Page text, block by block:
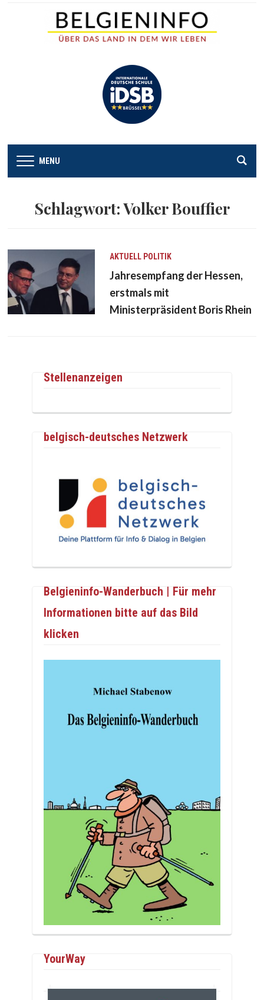
MENU
Schlagwort:Volker Bouffier
AKTUELL POLITIK
Jahresempfang der Hessen,
erstmals mit
Ministerpräsident Boris Rhein
Stellenanzeigen
belgisch-deutsches Netzwerk
Belgieninfo-Wanderbuch | Für mehr
Informationen bitte auf das Bild
klicken
YourWay